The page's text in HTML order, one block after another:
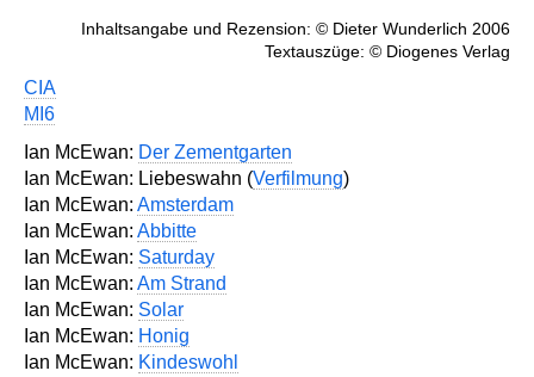
Inhaltsangabe und Rezension: © Dieter Wunderlich 2006
Textauszüge: © Diogenes Verlag
CIA
MI6
Ian McEwan: Der Zementgarten
Ian McEwan: Liebeswahn (Verfilmung)
Ian McEwan: Amsterdam
Ian McEwan: Abbitte
Ian McEwan: Saturday
Ian McEwan: Am Strand
Ian McEwan: Solar
Ian McEwan: Honig
Ian McEwan: Kindeswohl